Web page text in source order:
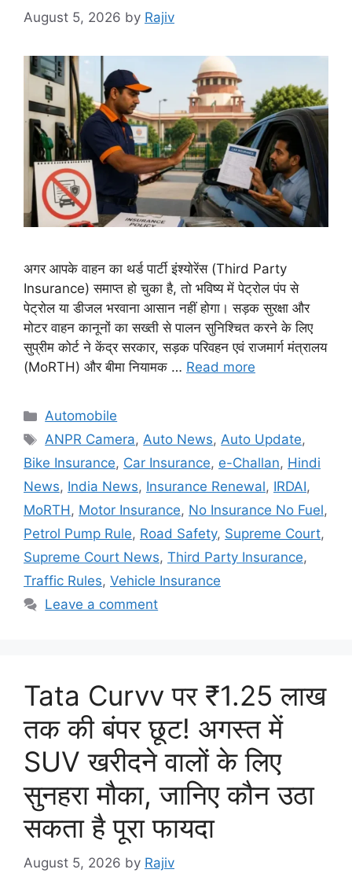
August 5, 2026 by Rajiv
अगर आपके वाहन का थर्ड पार्टी इंश्योरेंस (Third Party
Insurance) समाप्त हो चुका है, तो भविष्य में पेट्रोल पंप से
पेट्रोल या डीजल भरवाना आसान नहीं होगा। सड़क सुरक्षा और
मोटर वाहन कानूनों का सख्ती से पालन सुनिश्चित करने के लिए
सुप्रीम कोर्ट ने केंद्र सरकार, सड़क परिवहन एवं राजमार्ग मंत्रालय
(MoRTH) और बीमा नियामक … Read more
Categories
Automobile
Tags
ANPR Camera,Auto News,Auto Update,
Bike Insurance, Car Insurance, e-Challan, Hindi
News, India News, Insurance Renewal, IRDAI,
MoRTH, Motor Insurance, No Insurance No Fuel,
Petrol Pump Rule, Road Safety, Supreme Court,
Supreme Court News, Third Party Insurance,
Traffic Rules, Vehicle Insurance
Leave a comment
Tata Curvv पर ₹1.25 लाख
तक की बंपर छूट! अगस्त में
SUV खरीदने वालों के लिए
सुनहरा मौका, जानिए कौन उठा
सकता है पूरा फायदा
August 5, 2026 by Rajiv